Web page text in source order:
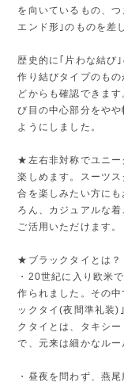
を向いているもの、
エンド形｣のものを差
歴史的に｢片わな結び
作り結びタイプのも
どからも確認できま
び目の中心部分をや
ようにしました。
★左右非対称でユニー
楽しめます。スーツ
合を楽しみたい方に
ろん、カジュアルな
ご活用いただけます。
★ブラックタイとは？
・20世紀に入り欧米
作られました。その
ックタイ(夜間準礼装)
クタイとは、タキシ
で、元来は細かなルー
・昼夜を問わず、燕